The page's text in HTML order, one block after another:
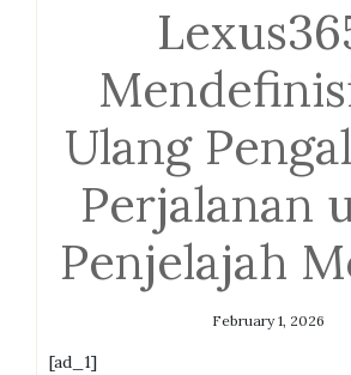
Ulang
Perjalanan
Penjelajah
February 1, 2026
[ad_1]